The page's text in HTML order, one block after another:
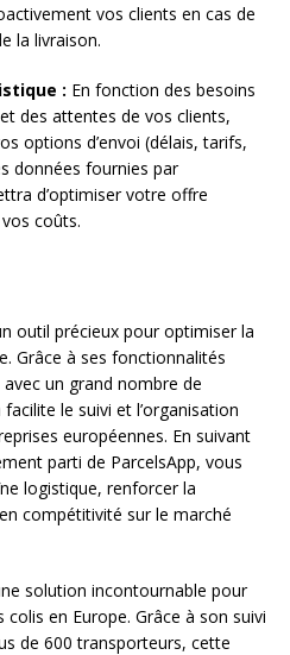
vos clients en cas de
la livraison.
: En fonction des besoins
des attentes de vos clients,
options d’envoi (délais, tarifs,
données fournies par
d’optimiser votre offre
coûts.
outil précieux pour optimiser la
Grâce à ses fonctionnalités
un grand nombre de
le suivi et l’organisation
européennes. En suivant
parti de ParcelsApp, vous
logistique, renforcer la
compétitivité sur le marché
solution incontournable pour
en Europe. Grâce à son suivi
de 600 transporteurs, cette